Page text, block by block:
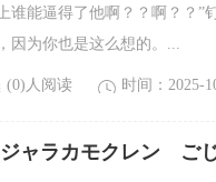
谁能逼得了他啊？？啊？？”
因为你也是这么想的。...
(0)人阅读 时间：2025-
ャラカモクレン ご